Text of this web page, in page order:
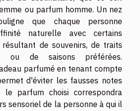
ou parfum homme. Un nez
que chaque personne
naturelle avec certains
de souvenirs, de traits
ou de saisons préférées.
parfumé en tenant compte
d'éviter les fausses notes
parfum choisi correspondra
sensoriel de la personne à qui il